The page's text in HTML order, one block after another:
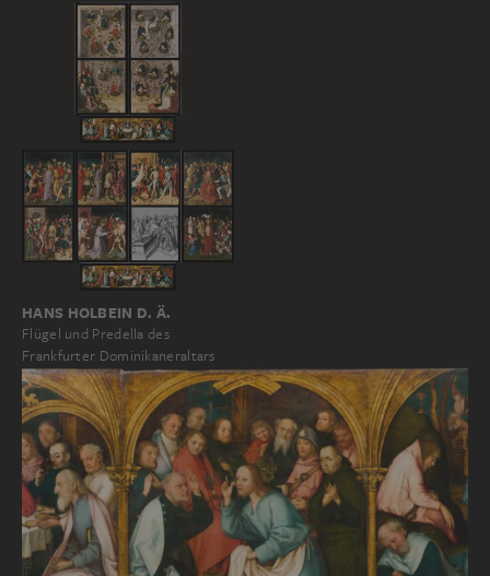
HANS HOLBEIN D. Ä.
Flügel und Predella des
Frankfurter Dominikaneraltars